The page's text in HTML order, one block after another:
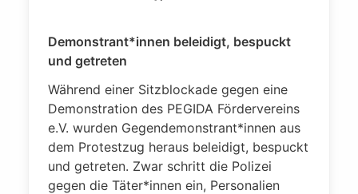
Demonstrant*innen beleidigt, bespuckt
und getreten
Während einer Sitzblockade gegen eine
Demonstration des PEGIDA Fördervereins
e.V. wurden Gegendemonstrant*innen aus
dem Protestzug heraus beleidigt, bespuckt
und getreten. Zwar schritt die Polizei
gegen die Täter*innen ein, Personalien